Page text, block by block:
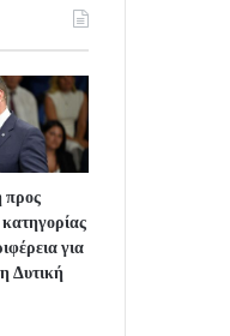
για
Δυτική